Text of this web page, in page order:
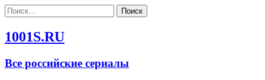
Найти:
1001S.RU
Все российские сериалы